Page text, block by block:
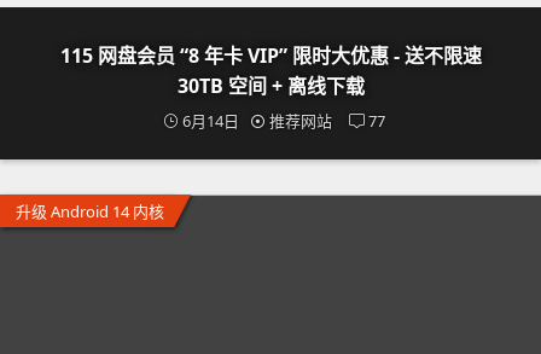
115 网盘会员 “8 年卡 VIP” 限时大优惠 - 送不限速
30TB 空间 + 离线下载
6月14日 推荐网站 77
升级 Android 14 内核